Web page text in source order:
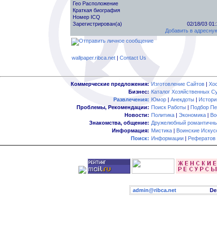
Гео Расположение
Краткая биография
Номер ICQ
Зарегистрирован(а)
02/18/03
Добавить в
wallpaper.ribca.net| Contact Us
Коммерческие предложения: Изготовление Сайтов |
Бизнес: Каталог Хозяйственных
Развлечения: Юмор | Анекдоты |
Проблемы, Рекомендации: Поиск Работы | Подбор
Новости: Политика | Экономика |
Знакомства, общение: Дружелюбный
Информация: Мистика | Воинские
Поиск: Информации | Рефератов
admin@ribca.net